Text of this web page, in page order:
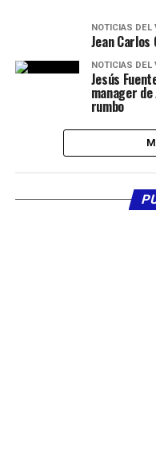
NOTICIAS DEL
Jean
NOTICIAS DEL
Jesús
manager
rumbo